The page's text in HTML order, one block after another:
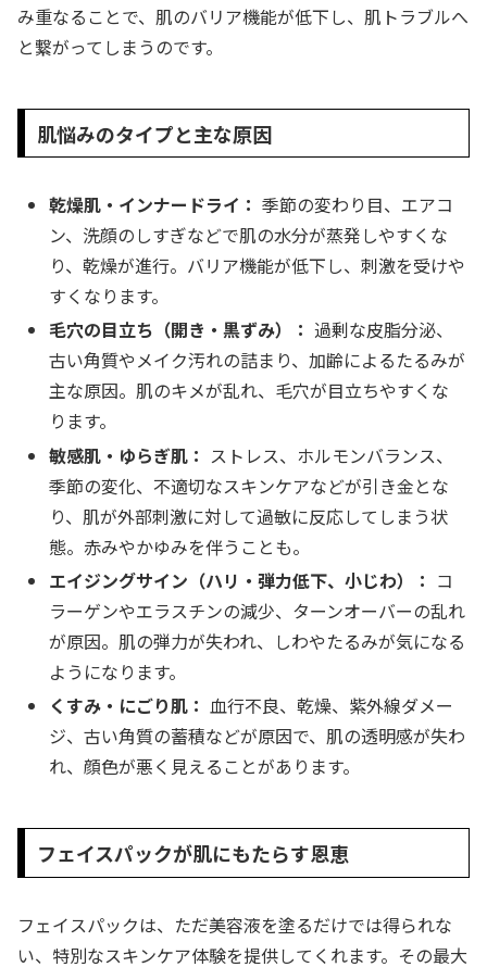
み重なることで、肌のバリア機能が低下し、肌トラブルへ
と繋がってしまうのです。
肌悩みのタイプと主な原因
乾燥肌・インナードライ： 季節の変わり目、エアコ
ン、洗顔のしすぎなどで肌の水分が蒸発しやすくな
り、乾燥が進行。バリア機能が低下し、刺激を受けや
すくなります。
毛穴の目立ち（開き・黒ずみ）： 過剰な皮脂分泌、
古い角質やメイク汚れの詰まり、加齢によるたるみが
主な原因。肌のキメが乱れ、毛穴が目立ちやすくな
ります。
敏感肌・ゆらぎ肌： ストレス、ホルモンバランス、
季節の変化、不適切なスキンケアなどが引き金とな
り、肌が外部刺激に対して過敏に反応してしまう状
態。赤みやかゆみを伴うことも。
エイジングサイン（ハリ・弾力低下、小じわ）： コ
ラーゲンやエラスチンの減少、ターンオーバーの乱れ
が原因。肌の弾力が失われ、しわやたるみが気になる
ようになります。
くすみ・にごり肌： 血行不良、乾燥、紫外線ダメー
ジ、古い角質の蓄積などが原因で、肌の透明感が失わ
れ、顔色が悪く見えることがあります。
フェイスパックが肌にもたらす恩恵
フェイスパックは、ただ美容液を塗るだけでは得られな
い、特別なスキンケア体験を提供してくれます。その最大